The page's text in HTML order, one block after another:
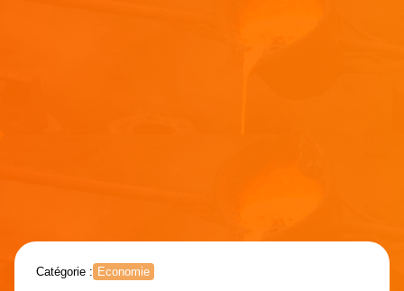
Catégorie : Economie